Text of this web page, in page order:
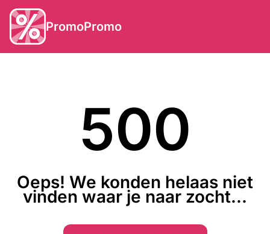
PromoPromo
500
Oeps! We konden helaas niet
vinden waar je naar zocht...